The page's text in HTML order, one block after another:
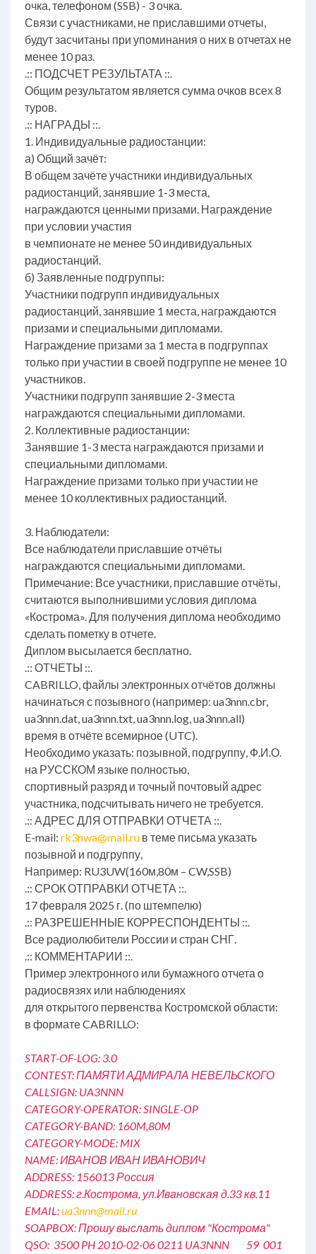
очка, телефоном (SSB) - 3 очка.
Связи с участниками, не приславшими отчеты,
будут засчитаны при упоминания о них в отчетах не
менее 10 раз.
.:: ПОДСЧЕТ РЕЗУЛЬТАТА ::.
Общим результатом является сумма очков всех 8
туров.
.:: НАГРАДЫ ::.
1. Индивидуальные радиостанции:
а) Общий зачёт:
В общем зачёте участники индивидуальных
радиостанций, занявшие 1-3 места,
награждаются ценными призами. Награждение
при условии участия
в чемпионате не менее 50 индивидуальных
радиостанций.
б) Заявленные подгруппы:
Участники подгрупп индивидуальных
радиостанций, занявшие 1 места, награждаются
призами и специальными дипломами.
Награждение призами за 1 места в подгруппах
только при участии в своей подгруппе не менее 10
участников.
Участники подгрупп занявшие 2-3 места
награждаются специальными дипломами.
2. Коллективные радиостанции:
Занявшие 1-3 места награждаются призами и
специальными дипломами.
Награждение призами только при участии не
менее 10 коллективных радиостанций.
3. Наблюдатели:
Все наблюдатели приславшие отчёты
награждаются специальными дипломами.
Примечание: Все участники, приславшие отчёты,
считаются выполнившими условия диплома
«Кострома». Для получения диплома необходимо
сделать пометку в отчете.
Диплом высылается бесплатно.
.:: ОТЧЕТЫ ::.
CABRILLO, файлы электронных отчётов должны
начинаться с позывного (например: ua3nnn.cbr,
ua3nnn.dat, ua3nnn.txt, ua3nnn.log, ua3nnn.all)
время в отчёте всемирное (UTC).
Необходимо указать: позывной, подгруппу, Ф.И.О.
на РУССКОМ языке полностью,
спортивный разряд и точный почтовый адрес
участника, подсчитывать ничего не требуется.
.:: АДРЕС ДЛЯ ОТПРАВКИ ОТЧЕТА ::.
E-mail: rk3nwa@mail.ru в теме письма указать
позывной и подгруппу,
Например: RU3UW(160м,80м – CW,SSB)
.:: СРОК ОТПРАВКИ ОТЧЕТА ::.
17 февраля 2025 г. (по штемпелю)
.:: РАЗРЕШЕННЫЕ КОРРЕСПОНДЕНТЫ ::.
Все радиолюбители России и стран СНГ.
.:: КОММЕНТАРИИ ::.
Пример электронного или бумажного отчета о
радиосвязях или наблюдениях
для открытого первенства Костромской области:
в формате CABRILLO:
START-OF-LOG: 3.0
CONTEST: ПАМЯТИ АДМИРАЛА НЕВЕЛЬСКОГО
CALLSIGN: UA3NNN
CATEGORY-OPERATOR: SINGLE-OP
CATEGORY-BAND: 160M,80M
CATEGORY-MODE: MIX
NAME: ИВАНОВ ИВАН ИВАНОВИЧ
ADDRESS: 156013 Россия
ADDRESS: г.Кострома, ул.Ивановская д.33 кв.11
EMAIL:ua3nnn@mail.ru
SOAPBOX: Прошу выслать диплом "Кострома"
QSO: 3500 PH 2010-02-06 0211 UA3NNN 59 001